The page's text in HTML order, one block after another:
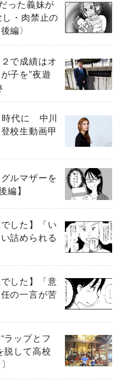
った義妹が
・肉禁止の
編〉
で成績はオ
子を”夜遊
時代に 中川
校生動画甲
ルマザーを
編】
した】「い
詰められる
した】「意
の一言が苦
ラップとフ
脱して高校